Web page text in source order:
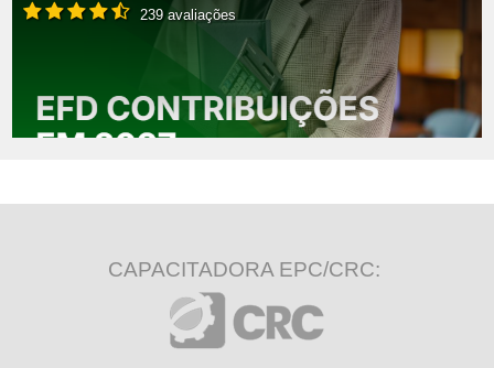
239 avaliações
CAPACITADORA EPC/CRC: